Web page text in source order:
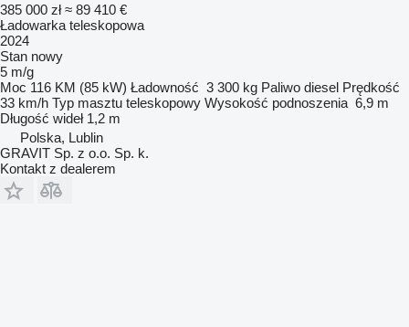
385 000 zł ≈ 89 410 €
Ładowarka teleskopowa
2024
Stan nowy
5 m/g
Moc 116 KM (85 kW) Ładowność 3 300 kg Paliwo diesel Prędkość
33 km/h Typ masztu teleskopowy Wysokość podnoszenia 6,9 m
Długość wideł 1,2 m
Polska, Lublin
GRAVIT Sp. z o.o. Sp. k.
Kontakt z dealerem